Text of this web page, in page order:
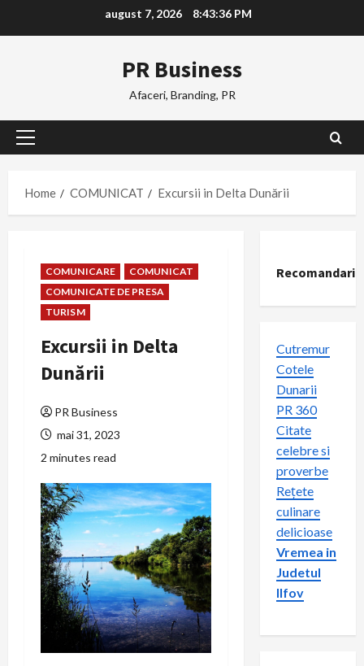
august 7, 2026 8:43:37 PM
PR Business
Afaceri, Branding, PR
Primary
Home
COMUNICAT Excursii in Delta Dunării
COMUNICARE
COMUNICAT
COMUNICATE DE PRESA
TURISM
Excursii in Delta
Dunării
PR Business
mai 31, 2023
2 minutes read
Recomandari
Cutremur
Cotele
Dunarii
PR 360
Citate
celebre si
proverbe
Rețete
culinare
delicioase
Vremea in
Judetul
Ilfov